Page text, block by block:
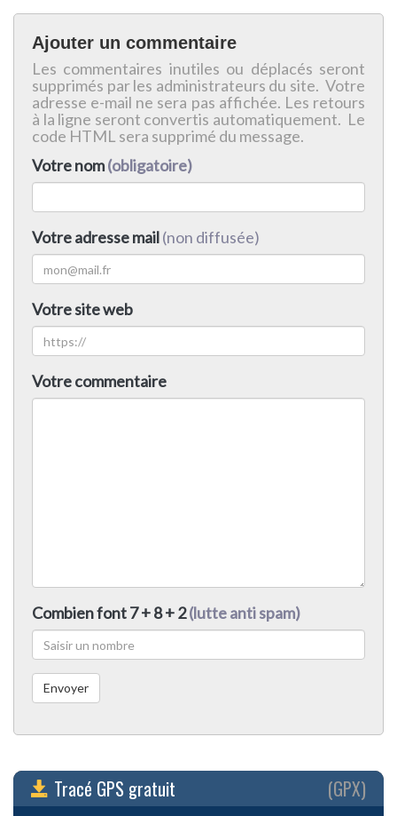
Ajouter un commentaire
Les commentaires inutiles ou déplacés seront
supprimés par les administrateurs du site. Votre
adresse e-mail ne sera pas affichée. Les retours
à la ligne seront convertis automatiquement. Le
code HTML sera supprimé du message.
Votre nom(obligatoire)
Votre adresse mail(non diffusée)
Votre site web
Votre commentaire
Combien font 7 + 8 + 2(lutte anti spam)
Tracé GPS gratuit (GPX)